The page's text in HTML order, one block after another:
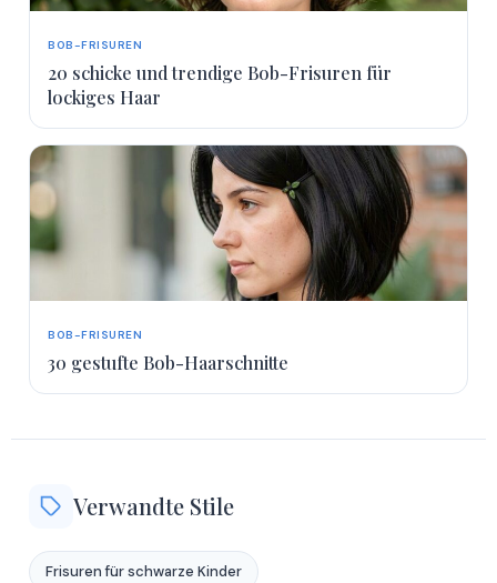
BOB-FRISUREN
20 schicke und trendige Bob-Frisuren für
lockiges Haar
BOB-FRISUREN
30 gestufte Bob-Haarschnitte
Verwandte Stile
Frisuren für schwarze Kinder